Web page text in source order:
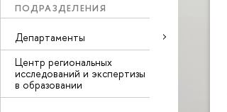
ПОДРАЗДЕЛЕНИЯ
Департаменты
Центр региональных
исследований и экспертизы
в образовании